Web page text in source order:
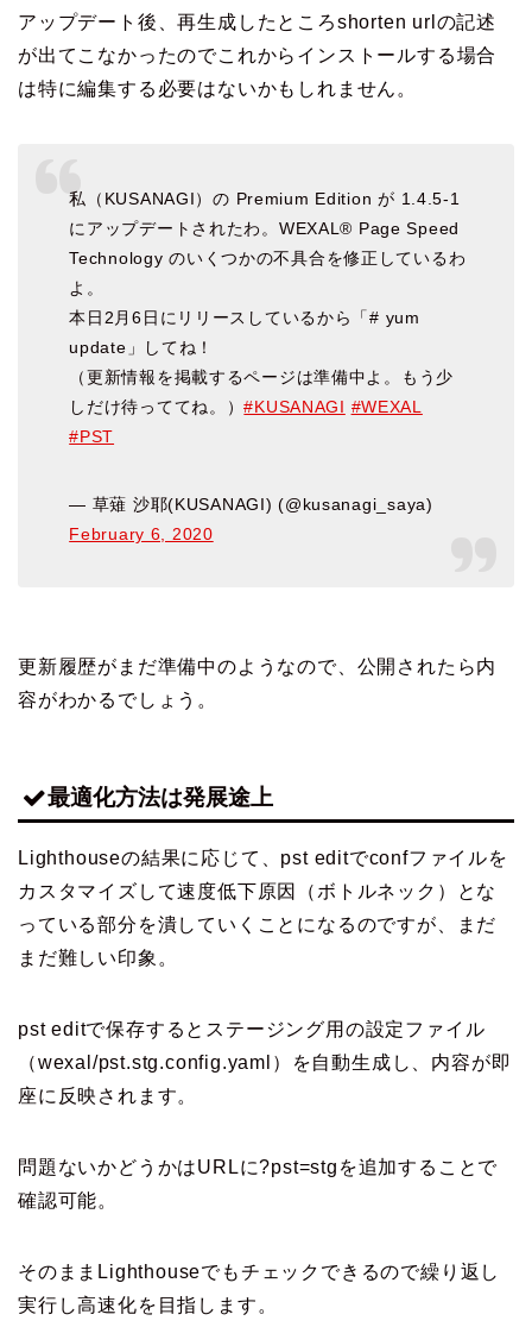
アップデート後、再生成したところshorten urlの記述
が出てこなかったのでこれからインストールする場合
は特に編集する必要はないかもしれません。
私（KUSANAGI）の Premium Edition が 1.4.5-1
にアップデートされたわ。WEXAL® Page Speed
Technology のいくつかの不具合を修正しているわ
よ。
本日2月6日にリリースしているから「# yum
update」してね！
（更新情報を掲載するページは準備中よ。もう少
しだけ待っててね。）#KUSANAGI #WEXAL
#PST
— 草薙 沙耶(KUSANAGI) (@kusanagi_saya)
February 6, 2020
更新履歴がまだ準備中のようなので、公開されたら内
容がわかるでしょう。
最適化方法は発展途上
Lighthouseの結果に応じて、pst editでconfファイルを
カスタマイズして速度低下原因（ボトルネック）とな
っている部分を潰していくことになるのですが、まだ
まだ難しい印象。
pst editで保存するとステージング用の設定ファイル
（wexal/pst.stg.config.yaml）を自動生成し、内容が即
座に反映されます。
問題ないかどうかはURLに?pst=stg を追加することで
確認可能。
そのままLighthouseでもチェックできるので繰り返し
実行し高速化を目指します。